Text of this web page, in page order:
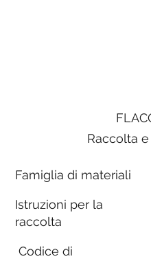
Raccolta
Famiglia di materiali
Istruzioni per la
raccolta
Codice di